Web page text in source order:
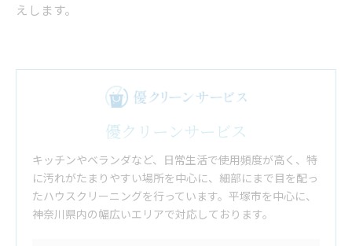
えします。
優クリーンサービス
キッチンやベランダなど、日常生活で使用頻度が高く、特
に汚れがたまりやすい場所を中心に、細部にまで目を配っ
たハウスクリーニングを行っています。平塚市を中心に、
神奈川県内の幅広いエリアで対応しております。